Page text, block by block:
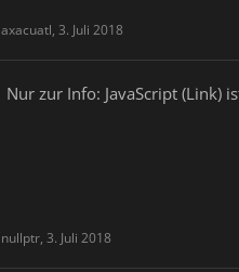
axacuatl, 3. Juli 2018
Nur zur Info: JavaScript (Link)
nullptr, 3. Juli 2018